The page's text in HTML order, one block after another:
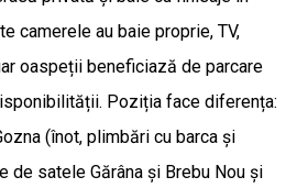
camerele au baie proprie, TV,
oaspeții beneficiază de parcare
Poziția face diferența:
(înot, plimbări cu barca și
de satele Gărâna și Brebu Nou și